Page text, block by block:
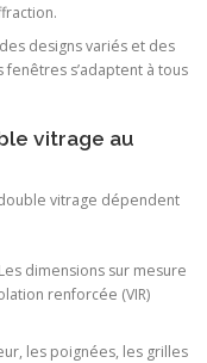
designs variés et des
s’adaptent à tous
vitrage au
vitrage dépendent
dimensions sur mesure
renforcée (VIR)
les poignées, les grilles